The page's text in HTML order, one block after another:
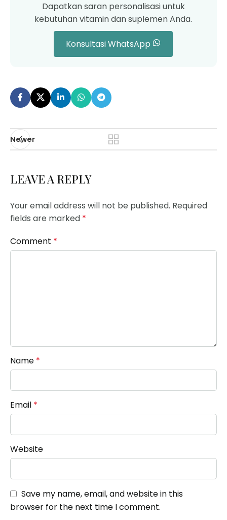
Dapatkan saran personalisasi untuk
kebutuhan vitamin dan suplemen Anda.
Konsultasi WhatsApp
Newer
LEAVE A REPLY
Your email address will not be published. Required
fields are marked *
Comment *
Name *
Email *
Website
Save my name, email, and website in this
browser for the next time I comment.